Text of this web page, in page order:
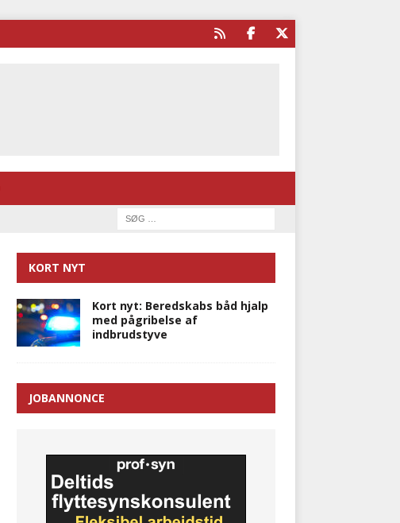
KORT NYT
Kort nyt: Beredskabs båd hjalp
med pågribelse af
indbrudstyve
JOBANNONCE